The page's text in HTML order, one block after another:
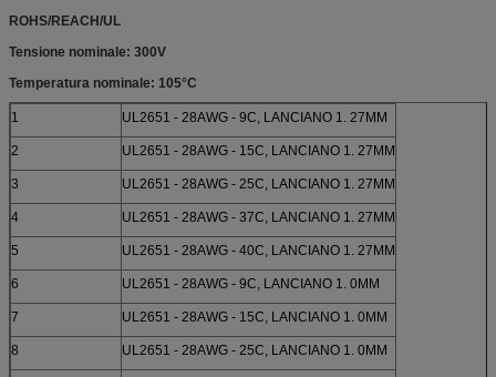
ROHS/REACH/UL
Tensione nominale: 300V
Temperatura nominale: 105°C
1 UL2651 - 28AWG - 9C, LANCIANO 1. 27MM
2 UL2651 - 28AWG - 15C, LANCIANO 1. 27MM
3 UL2651 - 28AWG - 25C, LANCIANO 1. 27MM
4 UL2651 - 28AWG - 37C, LANCIANO 1. 27MM
5 UL2651 - 28AWG - 40C, LANCIANO 1. 27MM
6 UL2651 - 28AWG - 9C, LANCIANO 1. 0MM
7 UL2651 - 28AWG - 15C, LANCIANO 1. 0MM
8 UL2651 - 28AWG - 25C, LANCIANO 1. 0MM